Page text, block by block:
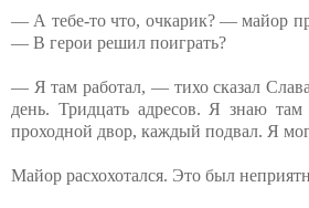
— А тебе-то что, очкарик? — майор
— В герои решил поиграть?
— Я там работал, — тихо сказал
день. Тридцать адресов. Я знаю
проходной двор, каждый подвал. Я
Майор расхохотался. Это был